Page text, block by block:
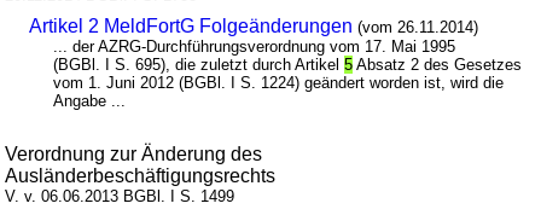
Artikel 2 MeldFortG Folgeänderungen (vom 26.11.2014)
... der AZRG-Durchführungsverordnung vom 17. Mai 1995
(BGBl. I S. 695), die zuletzt durch Artikel5 Absatz 2 des Gesetzes
vom 1. Juni 2012 (BGBl. I S. 1224) geändert worden ist, wird die
Angabe ...
Verordnung zur Änderung des
Ausländerbeschäftigungsrechts
V. v. 06.06.2013 BGBl. I S. 1499